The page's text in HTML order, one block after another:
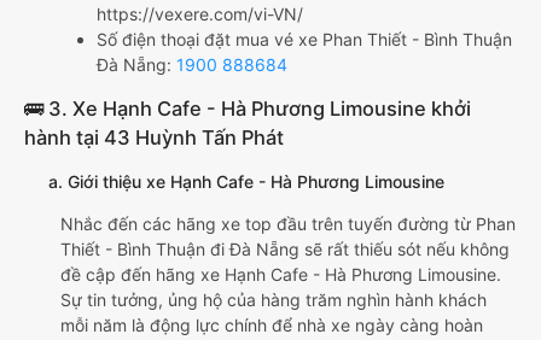
https://vexere.com/vi-VN/
Số điện thoại đặt mua vé xe Phan Thiết - Bình Thuận
Đà Nẵng: 1900 888684
🚌 3. Xe Hạnh Cafe - Hà Phương Limousine khởi
hành tại 43 Huỳnh Tấn Phát
a. Giới thiệu xe Hạnh Cafe - Hà Phương Limousine
Nhắc đến các hãng xe top đầu trên tuyến đường từ Phan
Thiết - Bình Thuận đi Đà Nẵng sẽ rất thiếu sót nếu không
đề cập đến hãng xe Hạnh Cafe - Hà Phương Limousine.
Sự tin tưởng, ủng hộ của hàng trăm nghìn hành khách
mỗi năm là động lực chính để nhà xe ngày càng hoàn